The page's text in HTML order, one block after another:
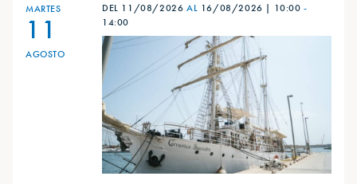
MARTES
11
AGOSTO
DEL 11/08/2026 AL 16/08/2026 | 10:00 -
14:00